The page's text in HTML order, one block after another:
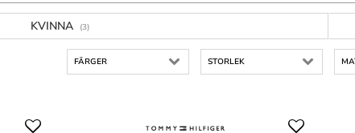
KVINNA (3)
FÄRGER STORLEK